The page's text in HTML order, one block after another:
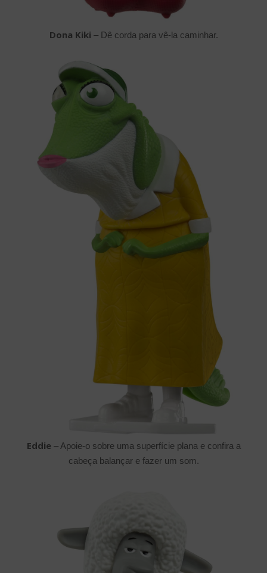
Dona Kiki – Dê corda para vê-la caminhar.
Eddie – Apoie-o sobre uma superfície plana e confira a
cabeça balançar e fazer um som.